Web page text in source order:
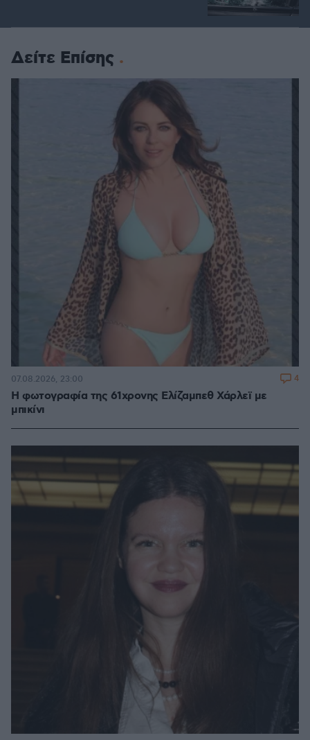
Δείτε Επίσης
Η φωτογραφία της 61χρονης Ελίζαμπεθ Χάρλεϊ με
μπικίνι
07.08.2026, 23:00 4